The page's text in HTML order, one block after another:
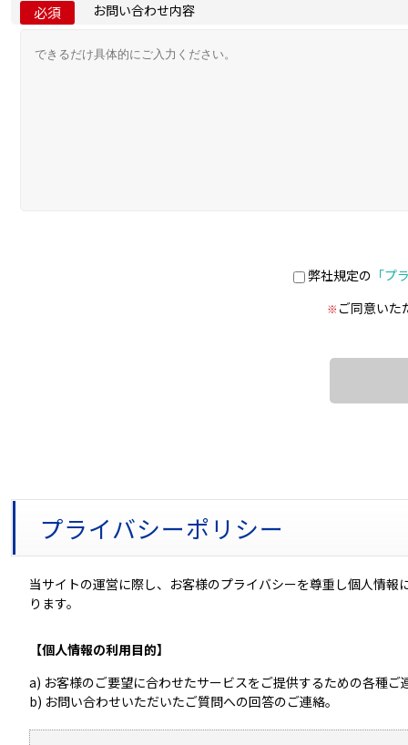
必須 お問い合わせ内容
弊社規定の 「プ
※ ご同意いた
プライバシーポリシー
当サイトの運営に際し、お客様のプライバシーを尊重し個人情
ります。
【個人情報の利用目的】
a) お客様のご要望に合わせたサービスをご提供するための各種ご
b) お問い合わせいただいたご質問への回答のご連絡。